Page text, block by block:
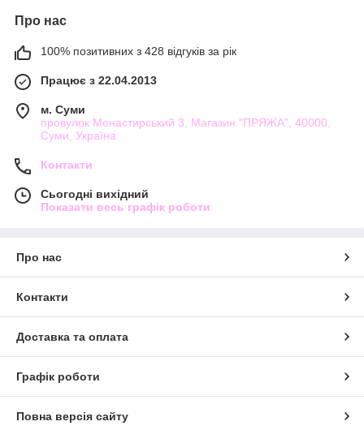
Про нас
100% позитивних з 428 відгуків за рік
Працює з 22.04.2013
м. Суми
провулок Монастирський 3, Магазин "ПРЯЖА", 40000,
Суми, Україна
Контакти
Сьогодні вихідний
Показати весь графік роботи
Про нас
Контакти
Доставка та оплата
Графік роботи
Повна версія сайту